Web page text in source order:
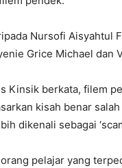
Nursofi Aisyahtul
Grice Michael dan
Kinsik berkata, filem
kisah benar
dikenali sebagai
pelajar yang